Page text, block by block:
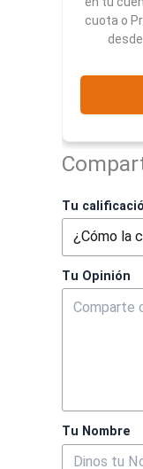
cuota o
Tu
Tu Opinión
Tu Nombre